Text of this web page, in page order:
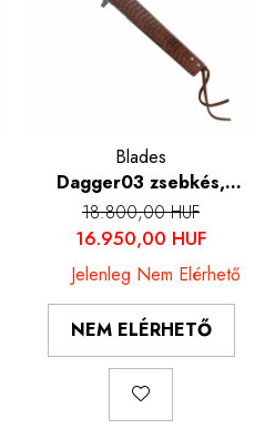
Blades
Dagger03 zsebkés,
Kemping és túrázás,
damaszkuszi acél VG10
mag, epoxi fogantyú, 20
cm
18.800,00 HUF
16.950,00 HUF
Jelenleg Nem Elérhető
NEM ELÉRHETŐ